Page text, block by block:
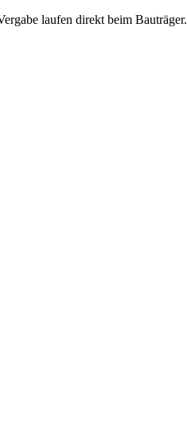
laufen direkt beim Bauträger.